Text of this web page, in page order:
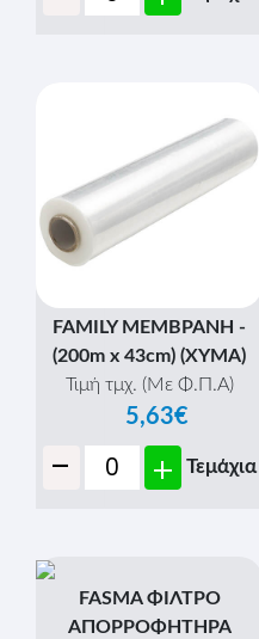
FAMILY ΜΕΜΒΡΑΝΗ -
(200m x 43cm) (ΧΥΜΑ)
Τιμή τμχ. (Με Φ.Π.Α)
5,63€
- + Τεμάχια
FASMA ΦΙΛΤΡΟ
ΑΠΟΡΡΟΦΗΤΗΡΑ